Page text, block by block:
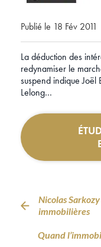
Publié le 18 Fév 2011
La déduction des
redynamiser le
suspend indique Joël
Lelong…
Nicolas
immobilières
Quand